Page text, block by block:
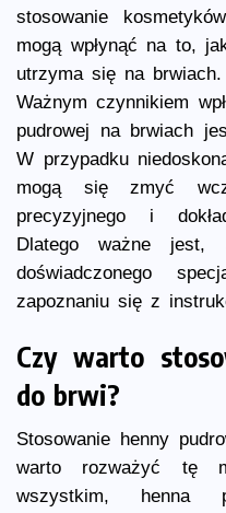
stosowanie
mogą wpłynąć na to,
utrzyma się na brwiach.
Ważnym czynnikiem
pudrowej na brwiach
W przypadku
mogą się zmyć
precyzyjnego i
Dlatego ważne jest,
doświadczonego
zapoznaniu się z
Czy warto
do brwi?
Stosowanie henny
warto rozważyć tę
wszystkim, henna